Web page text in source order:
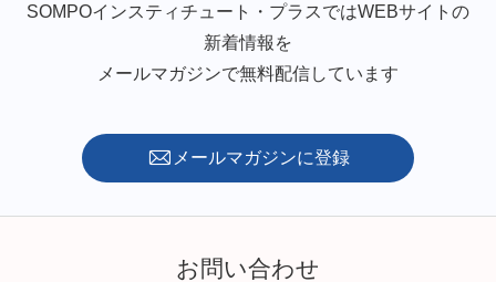
SOMPOインスティチュート・プラスではWEBサイトの
新着情報を
メールマガジンで無料配信しています
メールマガジンに登録
お問い合わせ